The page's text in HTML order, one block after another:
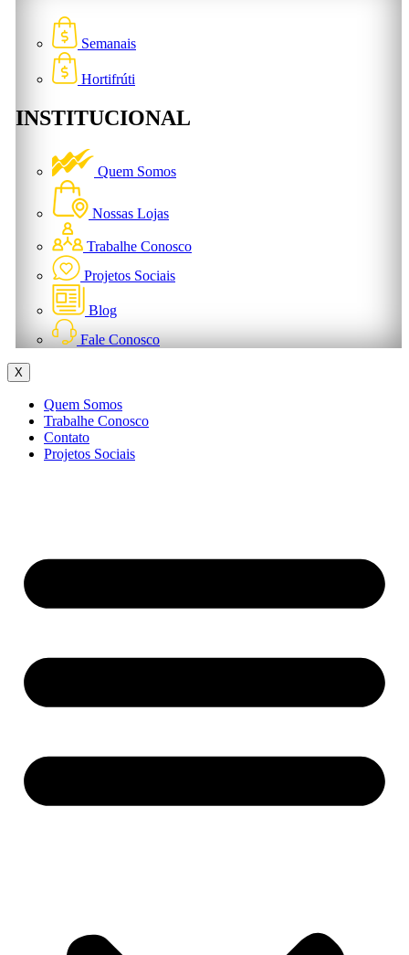
Semanais
Hortifrúti
INSTITUCIONAL
Quem Somos
Nossas Lojas
Trabalhe Conosco
Projetos Sociais
Blog
Fale Conosco
X
Quem Somos
Trabalhe Conosco
Contato
Projetos Sociais